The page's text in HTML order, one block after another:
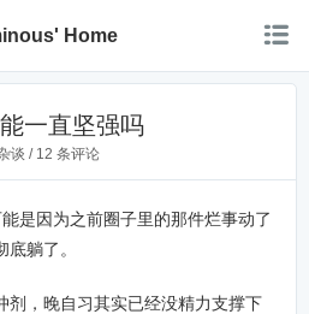
Home 
一直坚强吗
谈 / 12 条评论
是因为之前圈子里的那件烂事动了
躺了。
剂，晚自习其实已经没精力支撑下